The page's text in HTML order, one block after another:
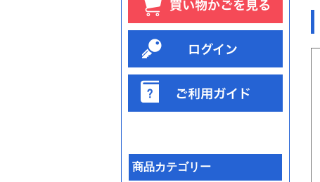
商品カテゴリー